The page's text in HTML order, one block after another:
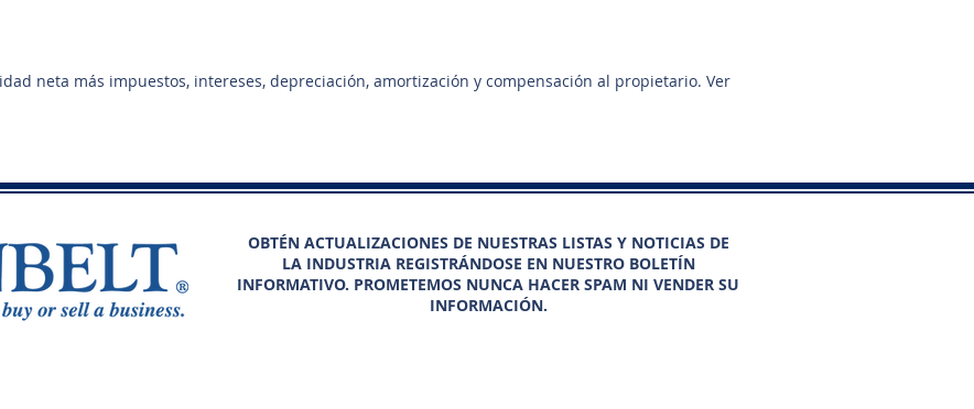
neta más impuestos, intereses, depreciación, amortización y compensación al propietario. Ver
OBTÉN ACTUALIZACIONES DE NUESTRAS LISTAS Y NOTICIAS DE
LA INDUSTRIA REGISTRÁNDOSE EN NUESTRO BOLETÍN
INFORMATIVO. PROMETEMOS NUNCA HACER SPAM NI VENDER SU
INFORMACIÓN.